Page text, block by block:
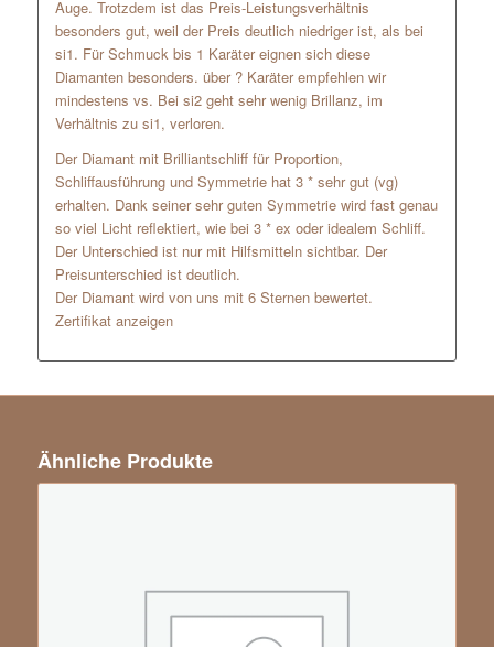
Auge. Trotzdem ist das Preis-Leistungsverhältnis
besonders gut, weil der Preis deutlich niedriger ist, als bei
si1. Für Schmuck bis 1 Karäter eignen sich diese
Diamanten besonders. über ? Karäter empfehlen wir
mindestens vs. Bei si2 geht sehr wenig Brillanz, im
Verhältnis zu si1, verloren.
Der Diamant mit Brilliantschliff für Proportion,
Schliffausführung und Symmetrie hat 3 * sehr gut (vg)
erhalten. Dank seiner sehr guten Symmetrie wird fast genau
so viel Licht reflektiert, wie bei 3 * ex oder idealem Schliff.
Der Unterschied ist nur mit Hilfsmitteln sichtbar. Der
Preisunterschied ist deutlich.
Der Diamant wird von uns mit 6 Sternen bewertet.
Zertifikat anzeigen
Ähnliche Produkte